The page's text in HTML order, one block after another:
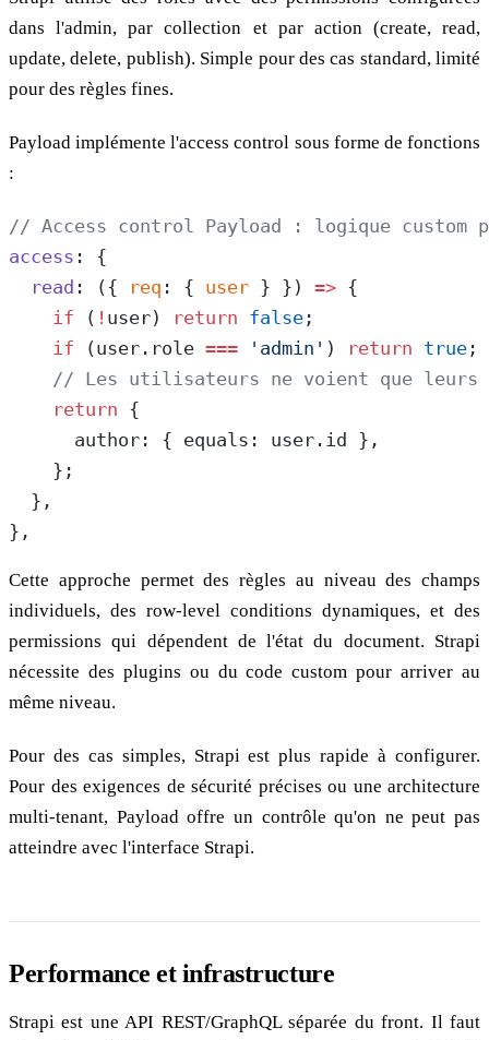
dans l'admin, par collection et par action (create, read,
update, delete, publish). Simple pour des cas standard, limité
pour des règles fines.
Payload implémente l'access control sous forme de fonctions
:
// Access control Payload : logique custom
access : {
  read
: ({ req : { user } }) => {
    if
( ! user) return false ;
    if
(user.role === 'admin' ) return true ;
// Les utilisateurs ne voient que leurs
    return
{
      author: { equals: user.id },
    };
  },
},
Cette approche permet des règles au niveau des champs
individuels, des row-level conditions dynamiques, et des
permissions qui dépendent de l'état du document. Strapi
nécessite des plugins ou du code custom pour arriver au
même niveau.
Pour des cas simples, Strapi est plus rapide à configurer.
Pour des exigences de sécurité précises ou une architecture
multi-tenant, Payload offre un contrôle qu'on ne peut pas
atteindre avec l'interface Strapi.
Performance et infrastructure
Strapi est une API REST/GraphQL séparée du front. Il faut